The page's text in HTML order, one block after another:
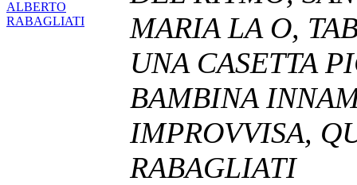
MARIA LA O,
UNA CASETTA
BAMBINA
IMPROVVISA,
RABAGLIATI